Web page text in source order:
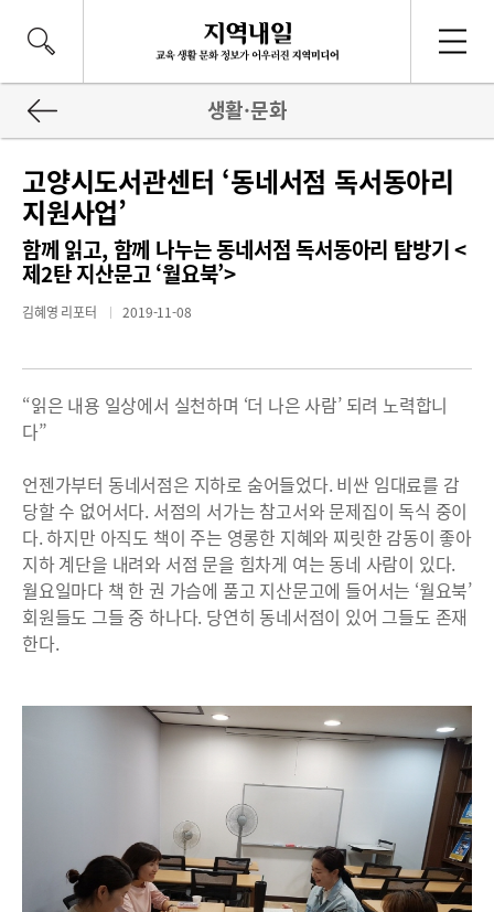
생활·문화
고양시도서관센터 ‘동네서점 독서동아리
지원사업’
함께 읽고, 함께 나누는 동네서점 독서동아리 탐방기 <
제2탄 지산문고 ‘월요북’>
김혜영 리포터 2019-11-08
“읽은 내용 일상에서 실천하며 ‘더 나은 사람’ 되려 노력합니
다”
언젠가부터 동네서점은 지하로 숨어들었다. 비싼 임대료를 감
당할 수 없어서다. 서점의 서가는 참고서와 문제집이 독식 중이
다. 하지만 아직도 책이 주는 영롱한 지혜와 찌릿한 감동이 좋아
지하 계단을 내려와 서점 문을 힘차게 여는 동네 사람이 있다.
월요일마다 책 한 권 가슴에 품고 지산문고에 들어서는 ‘월요북’
회원들도 그들 중 하나다. 당연히 동네서점이 있어 그들도 존재
한다.